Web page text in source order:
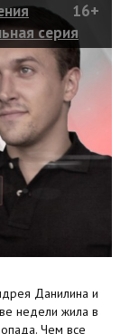
серия
16+
Данилина и
недели жила в
Чем все